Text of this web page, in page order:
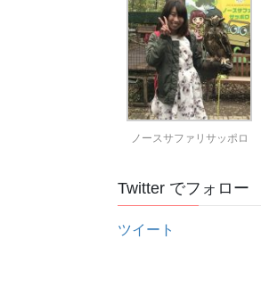
ノースサファリサッポロ
Twitter でフォロー
ツイート